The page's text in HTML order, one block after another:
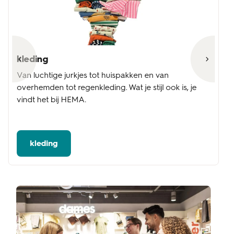
kleding
Van luchtige jurkjes tot huispakken en van
overhemden tot regenkleding. Wat je stijl ook is, je
vindt het bij HEMA.
kleding